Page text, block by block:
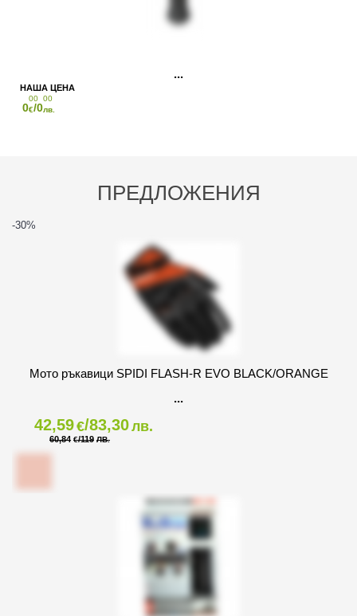
ПРЕДЛОЖЕНИЯ
-30%
Мото ръкавици SPIDI FLASH-R EVO BLACK/ORANGE
42,59€/83,30лв.
60,84 €/119 ЛВ.
0
00
€/0
00
лв.